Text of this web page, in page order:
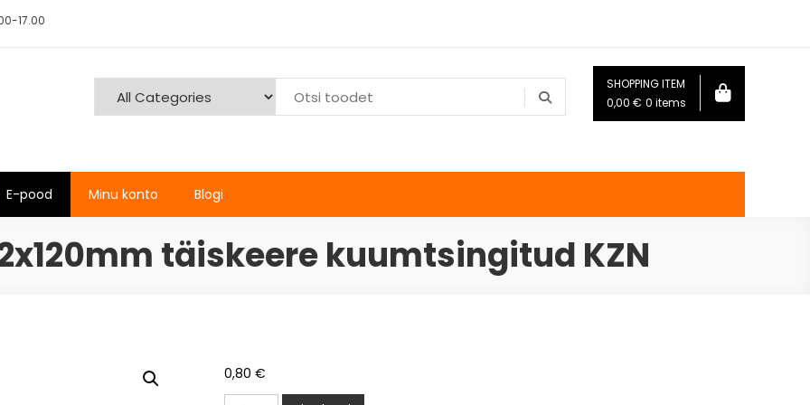
17.00
SHOPPING ITEM
0,00 € 0 items
E-pood Minu konto Blogi
täiskeere kuumtsingitud KZN
0,80 €